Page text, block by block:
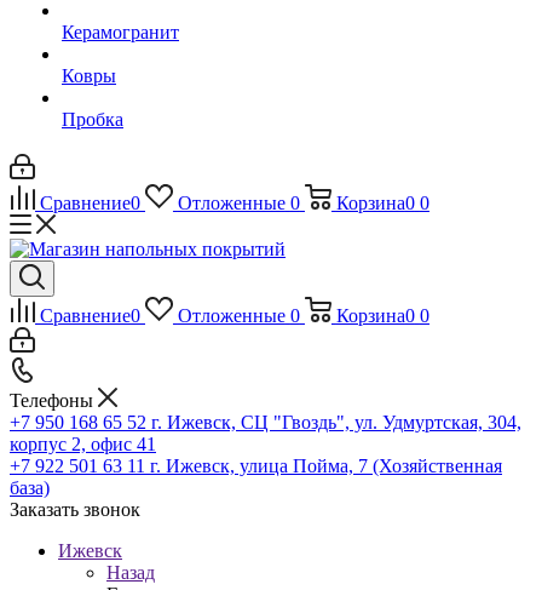
Керамогранит
Ковры
Пробка
Сравнение0 Отложенные 0 Корзина0 0
Сравнение0 Отложенные 0 Корзина0 0
Телефоны
+7 950 168 65 52 г. Ижевск, СЦ "Гвоздь", ул. Удмуртская, 304,
корпус 2, офис 41
+7 922 501 63 11 г. Ижевск, улица Пойма, 7 (Хозяйственная
база)
Заказать звонок
Ижевск
Назад